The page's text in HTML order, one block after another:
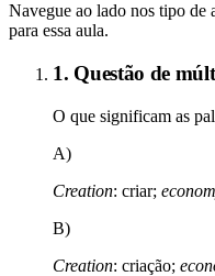
Navegue ao lado nos tipo de
para essa aula.
1. Questão de
O que significam as
A)
Creation: criar;
B)
Creation: criação;